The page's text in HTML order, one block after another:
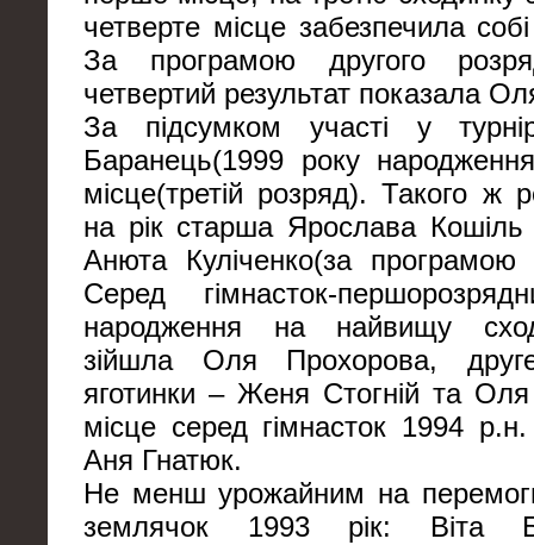
четверте місце забезпечила
За програмою другого
четвертий результат показала
За підсумком участі у
Баранець(1999 року
місце(третій розряд). Такого ж
на рік старша Ярослава
Анюта Куліченко(за програмою
Серед гімнасток-
народження на найвищу
зійшла Оля Прохорова,
яготинки – Женя Стогній та
місце серед гімнасток 1994
Аня Гнатюк.
Не менш урожайним на
землячок 1993 рік: Віта